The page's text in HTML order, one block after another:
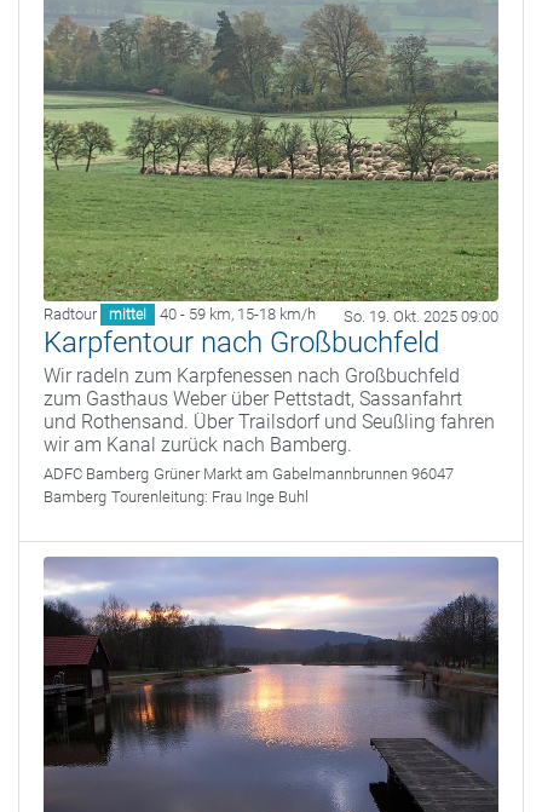
Radtour mittel 40 - 59 km, 15-18 km/h So. 19. Okt. 2025 09:00
Karpfentour nach Großbuchfeld
Wir radeln zum Karpfenessen nach Großbuchfeld
zum Gasthaus Weber über Pettstadt, Sassanfahrt
und Rothensand. Über Trailsdorf und Seußling fahren
wir am Kanal zurück nach Bamberg.
ADFC Bamberg Grüner Markt am Gabelmannbrunnen 96047
Bamberg Tourenleitung: Frau Inge Buhl